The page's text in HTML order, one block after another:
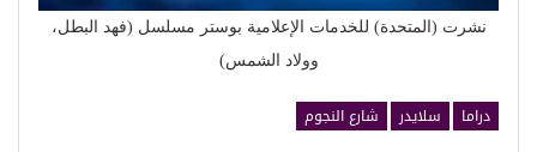
نشرت (المتحدة) للخدمات الإعلامية بوستر مسلسل (فهد البطل،
وولاد الشمس)
دراما سلايدر
شارع النجوم